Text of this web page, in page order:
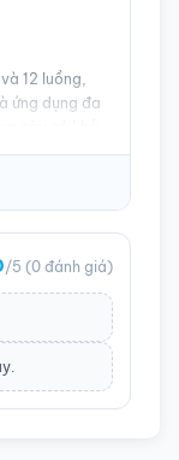
12 luồng,
ứng dụng đa
giải 1080p
hiệu suất
đủ bộ nhớ
LED cũng
với ánh sáng
/5 (0 đánh giá)